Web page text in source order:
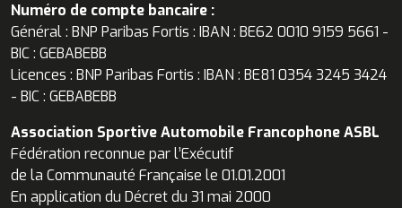
Numéro de compte bancaire :
Général : BNP Paribas Fortis : IBAN : BE62 0010 9159 5661 -
BIC : GEBABEBB
Licences : BNP Paribas Fortis : IBAN : BE81 0354 3245 3424
- BIC : GEBABEBB
Association Sportive Automobile Francophone ASBL
Fédération reconnue par l’Exécutif
de la Communauté Française le 01.01.2001
En application du Décret du 31 mai 2000